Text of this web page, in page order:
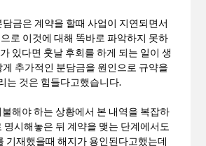
금은 계약을 할때 사업이 지연되면서
로 이것에 대해 똑바로 파악하지 못하
있다면 훗날 후회를 하게 되는 일이 생
추가적인 분담금을 원인으로 규약을
는 것은 힘들다고했습니다.
해야 하는 상황에서 본 내역을 복잡하
명시해놓은 뒤 계약을 맺는 단계에서도
기재했을때 해지가 용인된다고했는데